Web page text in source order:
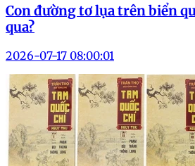
Con đường tơ lụa trên biển
qua?
2026-07-17 08:00:01